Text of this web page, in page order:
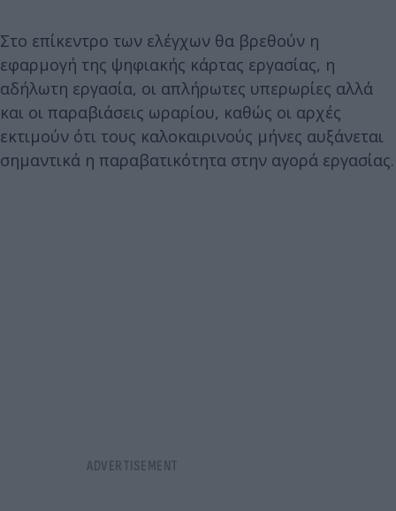
Στο επίκεντρο των ελέγχων θα βρεθούν η
εφαρμογή της ψηφιακής κάρτας εργασίας, η
αδήλωτη εργασία, οι απλήρωτες υπερωρίες αλλά
και οι παραβιάσεις ωραρίου, καθώς οι αρχές
εκτιμούν ότι τους καλοκαιρινούς μήνες αυξάνεται
σημαντικά η παραβατικότητα στην αγορά εργασίας.